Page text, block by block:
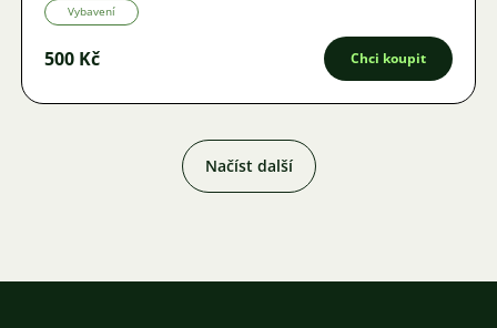
Vybavení
500 Kč Chci koupit
Načíst další